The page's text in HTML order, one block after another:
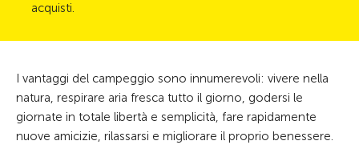
acquisti.
I vantaggi del campeggio sono innumerevoli: vivere nella
natura, respirare aria fresca tutto il giorno, godersi le
giornate in totale libertà e semplicità, fare rapidamente
nuove amicizie, rilassarsi e migliorare il proprio benessere.